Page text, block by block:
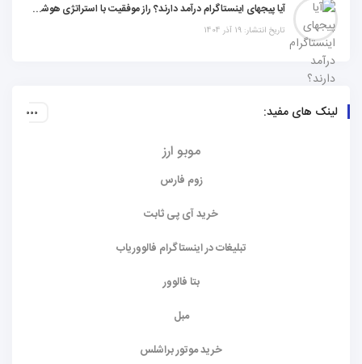
آیا پیجهای اینستاگرام درآمد دارند؟ راز موفقیت با استراتژی هوشمندانه
تاریخ انتشار: 19 آذر 1404
لینک های مفید:
موبو ارز
زوم فارس
خرید آی پی ثابت
تبلیغات در اینستاگرام فالووریاب
بتا فالوور
مبل
خرید موتور براشلس